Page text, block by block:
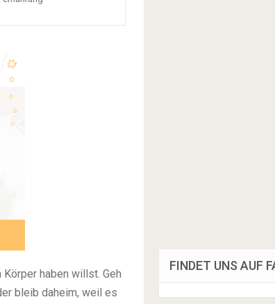
haben willst. Geh
bleib daheim, weil es
FINDET UNS AUF